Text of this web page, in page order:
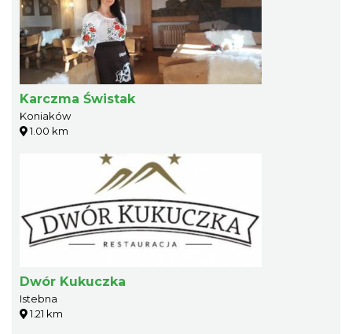
Karczma Świstak
Koniaków
1.00 km
Dwór Kukuczka
Istebna
1.21 km